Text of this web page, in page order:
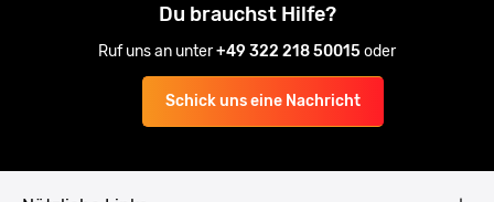
Du brauchst Hilfe?
Ruf uns an unter+49 322 218 50015oder
Schick uns eine Nachricht